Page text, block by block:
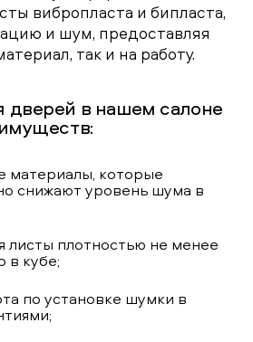
вибропласта и бипласта,
и шум, предоставляя
так и на работу.
в нашем салоне
материалы, которые
снижают уровень шума в
листы плотностью не менее
в кубе;
по установке шумки в